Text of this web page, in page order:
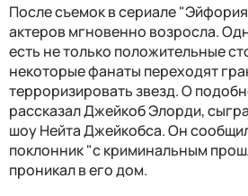
После съемок в сериале
актеров мгновенно возросла.
есть не только положительные
некоторые фанаты переходят
терроризировать звезд. О
рассказал Джейкоб Элорди,
шоу Нейта Джейкобса. Он
поклонник "с криминальным
проникал в его дом.